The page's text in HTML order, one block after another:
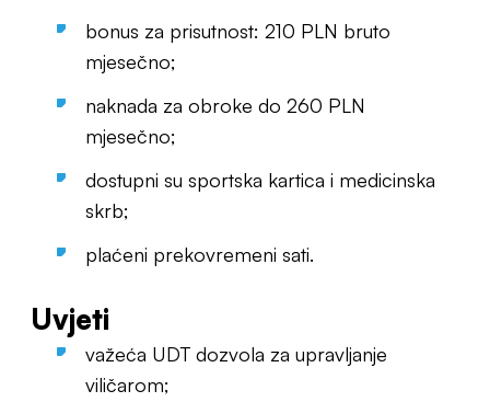
bonus za prisutnost: 210 PLN bruto
mjesečno;
naknada za obroke do 260 PLN
mjesečno;
dostupni su sportska kartica i medicinska
skrb;
plaćeni prekovremeni sati.
Uvjeti
važeća UDT dozvola za upravljanje
viličarom;